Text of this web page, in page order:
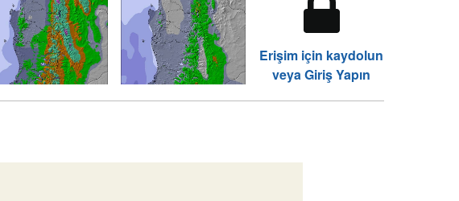
Erişim için kaydolun
veya Giriş Yapın